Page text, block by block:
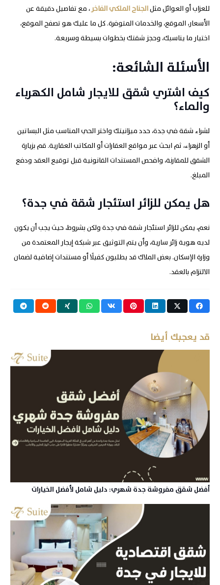
للعزاب أو العوائل مثلالجناح الملكي الفاخر، مع تفاصيل دقيقة عن
الأسعار، الموقع، والخدمات المتوفرة. كل ما عليك هو تصفح الموقع،
اختيار ما يناسبك، وحجز شقتك بخطوات بسيطة وسريعة.
الأسئلة الشائعة:
كيف اشتري شقق للايجار شامل الكهرباء
والماء؟
لشراء شقة في جدة، حدد ميزانيتك واختر الحي المناسب مثل البساتين
أو الزهراء، ثم ابحث عبر مواقع العقارات أو المكاتب العقارية. قم بزيارة
الشقق للمقارنة، وافحص المستندات القانونية قبل توقيع العقد ودفع
المبلغ.
هل يمكن للزائر استئجار شقة في جدة؟
نعم، يمكن للزائر استئجار شقة في جدة ولكن بشروط، حيث يجب أن يكون
لديه هوية زائر سارية، وأن يتم التوثيق عبر شبكة إيجار المعتمدة من
وزارة الإسكان. بعض الملاك قد يطلبون كفيلًا أو مستندات إضافية لضمان
الالتزام بالعقد.
قد يعجبك أيضا
أفضل شقق مفروشة جدة شهري: دليل شامل لأفضل الخيارات